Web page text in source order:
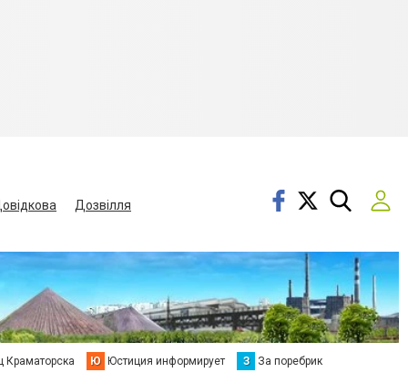
Дозвілля
Краматорска Ю Юстиция информирует З За поребрик